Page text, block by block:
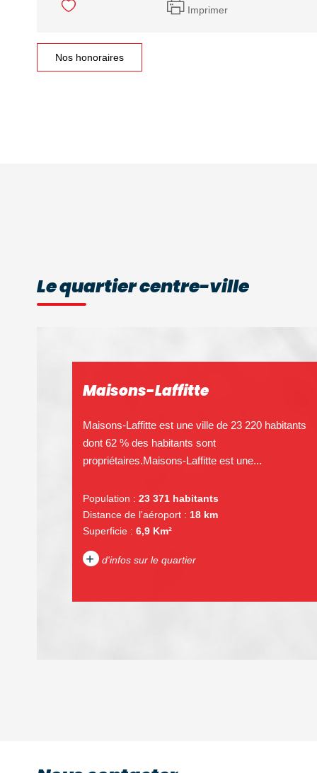
Imprimer
Nos honoraires
Le quartier centre-ville
Maisons-Laffitte
Maisons-Laffitte est une ville de 23 220 habitants
dont 62 % des habitants sont
propriétaires.Maisons-Laffitte est une...
Population : 23 371 habitants
Distance de l'aéroport : 18 km
Superficie : 6,9 Km²
+ d'infos sur le quartier